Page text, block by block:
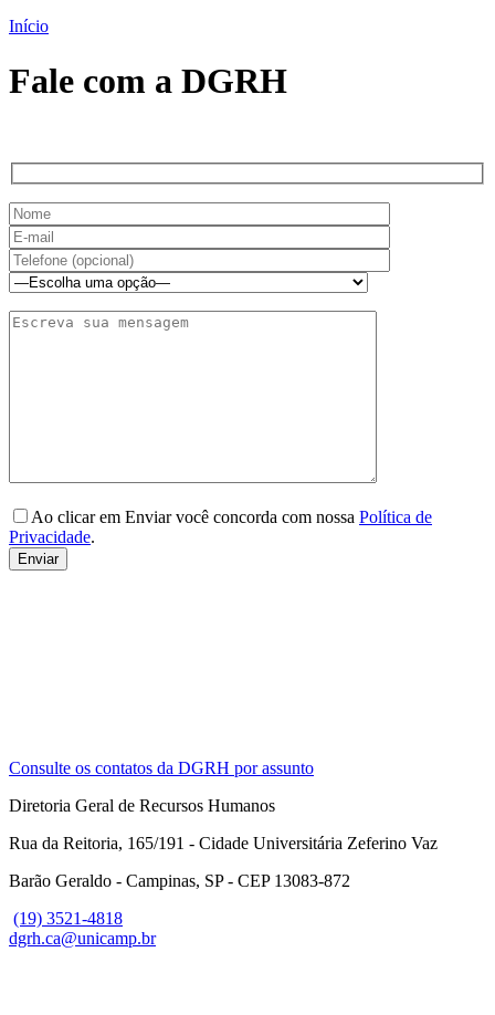
Início
Fale com a DGRH
Ao clicar em Enviar você concorda com nossa Política de
Privacidade.
Consulte os contatos da DGRH por assunto
Diretoria Geral de Recursos Humanos
Rua da Reitoria, 165/191 - Cidade Universitária Zeferino Vaz
Barão Geraldo - Campinas, SP - CEP 13083-872
(19) 3521-4818
dgrh.ca@unicamp.br